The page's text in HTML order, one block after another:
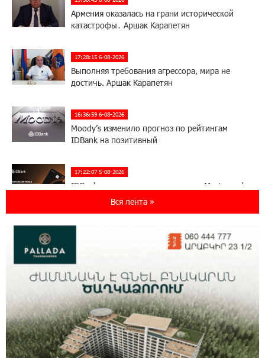
Армения оказалась на грани исторической
катастрофы․ Аршак Карапетян
17:28:15 6-08-2026
Выполняя требования агрессора, мира не
достичь. Аршак Карапетян
16:36:59 6-08-2026
Moody’s изменило прогноз по рейтингам
IDBank на позитивный
17:22:07 5-08-2026
IDBank представляет новую карту Mastercard
World с преимуществами для путешествий и
мониторинг дикой природы в Гнишике с
помощью солнечной энергии
14:56:01 5-08-2026
Ucom и FPWC обеспечат круглосуточный
мониторинг дикой природы в Гнишике с
помощью солнечной энергии
Вся лента »